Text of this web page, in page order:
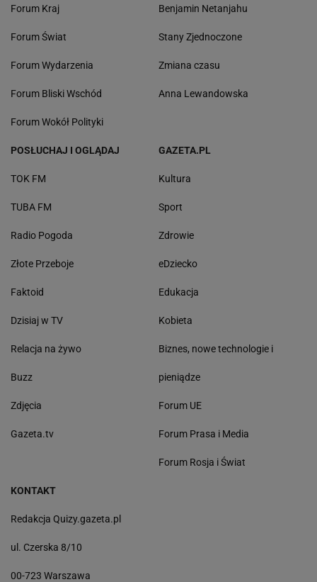
Forum Kraj
Forum Świat
Forum Wydarzenia
Forum Bliski Wschód
Forum Wokół Polityki
Benjamin Netanjahu
Stany Zjednoczone
Zmiana czasu
Anna Lewandowska
POSŁUCHAJ I OGLĄDAJ
TOK FM
TUBA FM
Radio Pogoda
Złote Przeboje
Faktoid
Dzisiaj w TV
Relacja na żywo
Buzz
Zdjęcia
Gazeta.tv
GAZETA.PL
Kultura
Sport
Zdrowie
eDziecko
Edukacja
Kobieta
Biznes, nowe technologie i
pieniądze
Forum UE
Forum Prasa i Media
Forum Rosja i Świat
KONTAKT
Redakcja Quizy.gazeta.pl
ul. Czerska 8/10
00-723 Warszawa